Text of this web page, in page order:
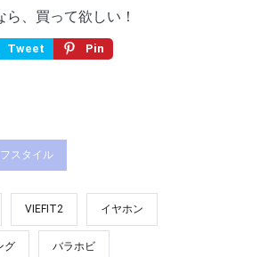
、買って欲しい！
Tweet Pin
スタイル
VIEFIT2 イヤホン
グ バラホビ